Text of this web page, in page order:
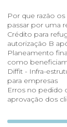
Por que razão
passar por uma
Crédito para
autorização B
Planeamento
como
Diffit - Infra-
para empresas
Erros no pedido
aprovação dos